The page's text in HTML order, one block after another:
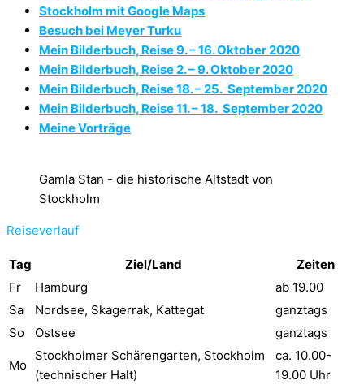
Stockholm mit Google Maps
Besuch bei Meyer Turku
Mein Bilderbuch, Reise 9. – 16. Oktober 2020
Mein Bilderbuch, Reise 2. – 9. Oktober 2020
Mein Bilderbuch, Reise 18. – 25. September 2020
Mein Bilderbuch, Reise 11. – 18. September 2020
Meine Vorträge
Gamla Stan - die historische Altstadt von
Stockholm
Reiseverlauf
Tag Ziel/Land
Zeiten
Fr
Hamburg
ab 19.00
Sa
Nordsee, Skagerrak, Kattegat
ganztags
So
Ostsee ganztags
Mo
Stockholmer Schärengarten, Stockholm
(technischer Halt)
ca. 10.00-
19.00 Uhr